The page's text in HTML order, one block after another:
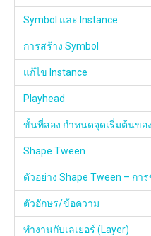
Symbol และ Instance
การสร้าง Symbol
แก้ไข Instance
Playhead
ขั้นที่สอง กำหนดจุดเริ่มต้นขอ
Shape Tween
ตัวอย่าง Shape Tween – ก
ตัวอักษร/ข้อความ
ทำงานกับเลเยอร์ (Layer)